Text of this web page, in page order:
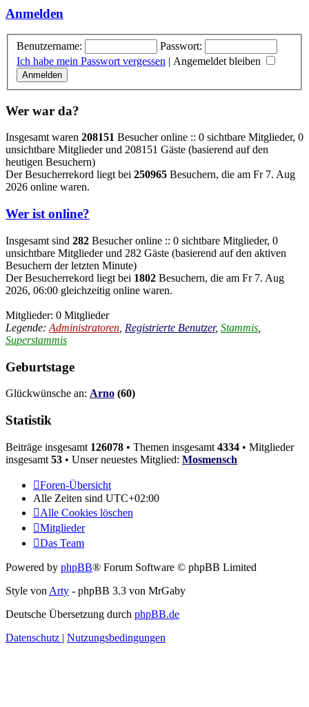
Anmelden
Benutzername:
Passwort:
Ich habe mein Passwort vergessen | Angemeldet bleiben
Wer war da?
Insgesamt waren 208151 Besucher online :: 0 sichtbare Mitglieder, 0
unsichtbare Mitglieder und 208151 Gäste (basierend auf den
heutigen Besuchern)
Der Besucherrekord liegt bei 250965 Besuchern, die am Fr 7. Aug
2026 online waren.
Wer ist online?
Insgesamt sind 282 Besucher online :: 0 sichtbare Mitglieder, 0
unsichtbare Mitglieder und 282 Gäste (basierend auf den aktiven
Besuchern der letzten Minute)
Der Besucherrekord liegt bei 1802 Besuchern, die am Fr 7. Aug
2026, 06:00 gleichzeitig online waren.
Mitglieder: 0 Mitglieder
Legende: Administratoren Registrierte Benutzer, Stammis
Superstammis
Geburtstage
Glückwünsche an: Arno (60)
Statistik
Beiträge insgesamt 126078 • Themen insgesamt 4334 • Mitglieder
insgesamt 53 • Unser neuestes Mitglied: Mosmensch
Foren-Übersicht
Alle Zeiten sind UTC+02:00
Alle Cookies löschen
Mitglieder
Das Team
Powered by phpBB® Forum Software © phpBB Limited
Style von Arty - phpBB 3.3 von MrGaby
Deutsche Übersetzung durch phpBB.de
Datenschutz | Nutzungsbedingungen